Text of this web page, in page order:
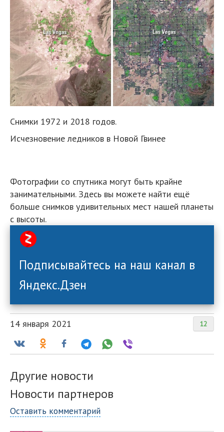
Снимки 1972 и 2018 годов.
Исчезновение ледников в Новой Гвинее
Фотографии со спутника могут быть крайне
занимательными. Здесь вы можете найти ещё
больше снимков удивительных мест нашей планеты
с высоты.
Подписывайтесь на наш канал в
Яндекс.Дзен
12
14 января 2021
Другие новости
Новости партнеров
Оставить комментарий